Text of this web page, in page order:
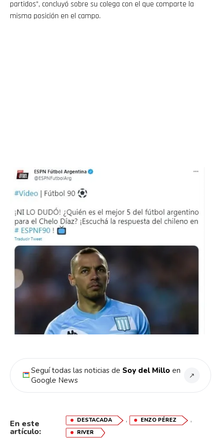
partidos”, concluyó sobre su colega con el que comparte la
misma posición en el campo.
Seguí todas las noticias de Soy del Millo en
Google News
↗
En este
artículo:
DESTACADA , ENZO PÉREZ ,
RIVER